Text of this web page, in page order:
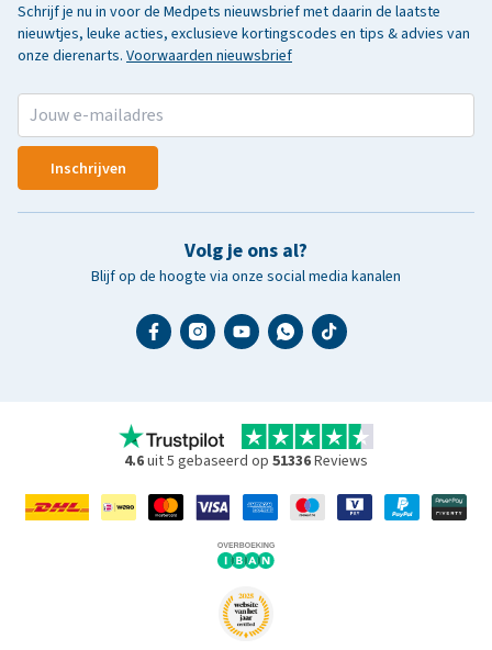
Schrijf je nu in voor de Medpets nieuwsbrief met daarin de laatste
nieuwtjes, leuke acties, exclusieve kortingscodes en tips & advies van
onze dierenarts. Voorwaarden nieuwsbrief
Inschrijven
Volg je ons al?
Blijf op de hoogte via onze social media kanalen
4.6uit 5 gebaseerd op 51336Reviews